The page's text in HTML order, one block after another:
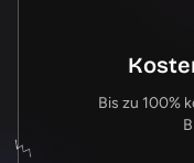
Bis zu 100%